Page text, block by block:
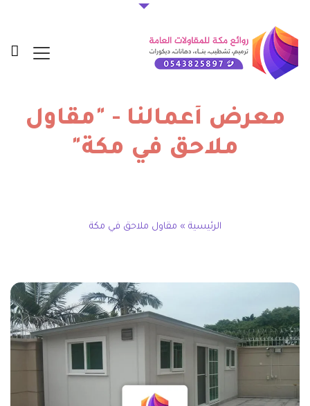
معرض أعمالنا - "مقاول
ملاحق في مكة"
الرئيسية » مقاول ملاحق في مكة